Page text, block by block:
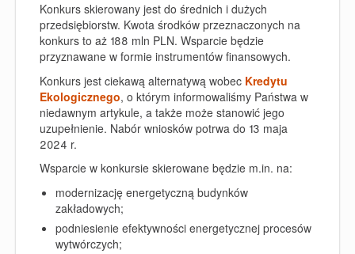
Konkurs skierowany jest do średnich i dużych
przedsiębiorstw. Kwota środków przeznaczonych na
konkurs to aż 188 mln PLN. Wsparcie będzie
przyznawane w formie instrumentów finansowych.
Konkurs jest ciekawą alternatywą wobec Kredytu
Ekologicznego, o którym informowaliśmy Państwa w
niedawnym artykule, a także może stanowić jego
uzupełnienie. Nabór wniosków potrwa do 13 maja
2024 r.
Wsparcie w konkursie skierowane będzie m.in. na:
modernizację energetyczną budynków
zakładowych;
podniesienie efektywności energetycznej procesów
wytwórczych;